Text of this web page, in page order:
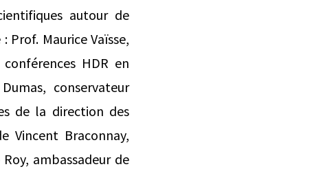
autour de
Maurice Vaïsse,
HDR en
conservateur
de la direction des
Vincent Braconnay,
ambassadeur de